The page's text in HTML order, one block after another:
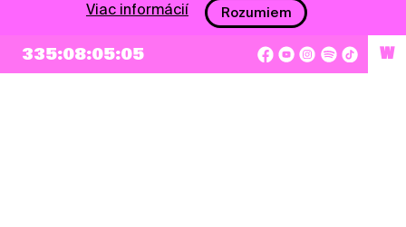
335:08:05:05 W
Viac informácií
Rozumiem